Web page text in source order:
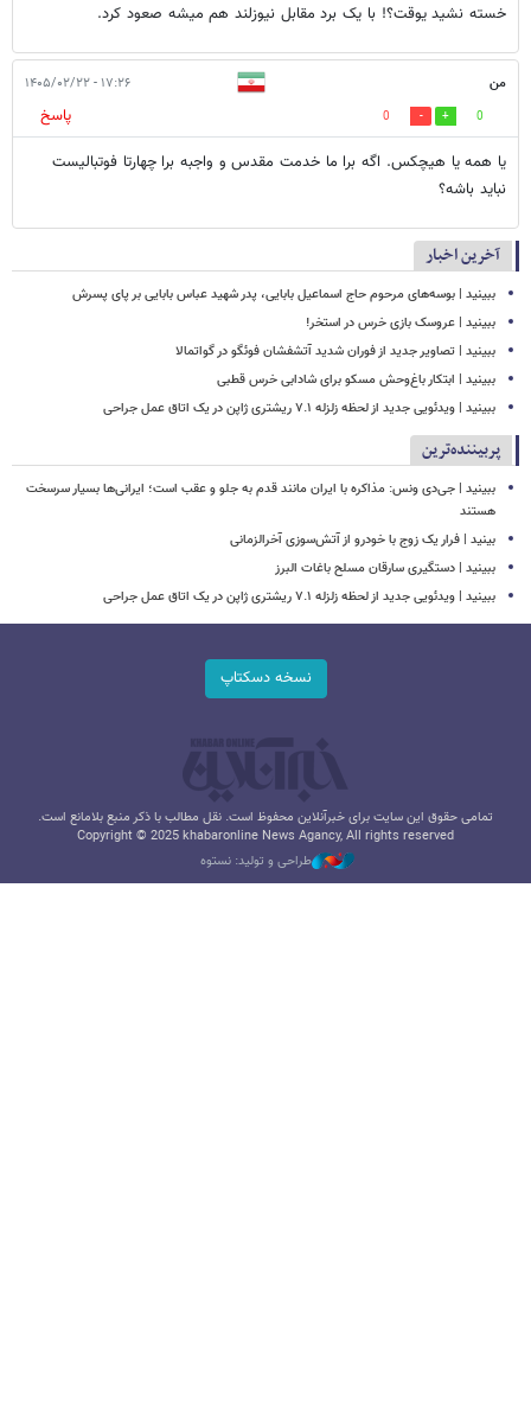
خسته نشید یوقت؟! با یک برد مقابل نیوزلند هم میشه صعود کرد.
من ۱۷:۲۶ - ۱۴۰۵/۰۲/۲۲
0
0
پاسخ
یا همه یا هیچکس. اگه برا ما خدمت مقدس و واجبه برا چهارتا فوتبالیست
نباید باشه؟
آخرین اخبار
ببینید | بوسه‌های مرحوم حاج اسماعیل بابایی، پدر شهید عباس بابایی بر پای پسرش
ببینید | عروسک بازی خرس در استخر!
ببینید | تصاویر جدید از فوران شدید آتشفشان فوئگو در گواتمالا
ببینید | ابتکار باغ‌وحش مسکو برای شادابی خرس قطبی
ببینید | ویدئویی جدید از لحظه زلزله ۷.۱ ریشتری ژاپن در یک اتاق عمل جراحی
پربیننده‌ترین
ببینید | جی‌دی ونس: مذاکره با ایران مانند قدم به جلو و عقب است؛ ایرانی‌ها بسیار سرسخت
هستند
بینید | فرار یک زوج با خودرو از آتش‌سوزی آخرالزمانی
ببینید | دستگیری سارقان مسلح باغات البرز
ببینید | ویدئویی جدید از لحظه زلزله ۷.۱ ریشتری ژاپن در یک اتاق عمل جراحی
نسخه دسکتاپ
تمامی حقوق این سایت برای خبرآنلاین محفوظ است. نقل مطالب با ذکر منبع بلامانع است.
Copyright © 2025 khabaronline News Agancy, All rights reserved
طراحی و تولید: نستوه